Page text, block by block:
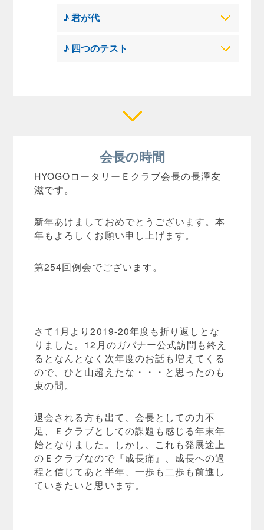
♪ 君が代
♪ 四つのテスト
会長の時間
HYOGOロータリーＥクラブ会長の長澤友
滋です。
新年あけましておめでとうございます。本
年もよろしくお願い申し上げます。
第254回例会でございます。
さて1月より2019-20年度も折り返しとな
りました。12月のガバナー公式訪問も終え
るとなんとなく次年度のお話も増えてくる
ので、ひと山超えたな・・・と思ったのも
束の間。
退会される方も出て、会長としての力不
足、Ｅクラブとしての課題も感じる年末年
始となりました。しかし、これも発展途上
のＥクラブなので『成長痛』、成長への過
程と信じてあと半年、一歩も二歩も前進し
ていきたいと思います。